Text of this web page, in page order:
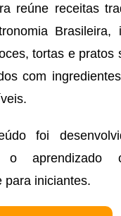
reúne receitas
Brasileira,
tortas e pratos
com
foi
o aprendizado
para iniciantes.